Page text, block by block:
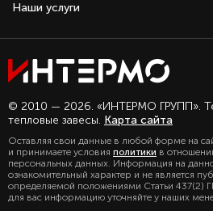
Наши услуги
© 2010 — 2026. «ИНТЕРМО ГРУПП».
тепловые завесы. Карта сайта
Оставляя свои данные в любой форме на
и принимаете условия политики в
персональных данных. Информация на
ознакомительный характер и не является
определяемой положениями Статьи 437(2)
для вас информацию уточняйте у наших
Оставаясь с
персональных
ознакомиться
политика